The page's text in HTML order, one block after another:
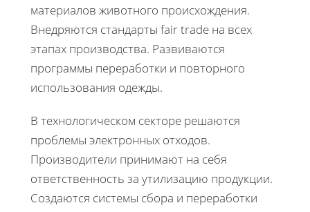
материалов животного происхождения.
Внедряются стандарты fair trade на всех
этапах производства. Развиваются
программы переработки и повторного
использования одежды.
В технологическом секторе решаются
проблемы электронных отходов.
Производители принимают на себя
ответственность за утилизацию продукции.
Создаются системы сбора и переработки